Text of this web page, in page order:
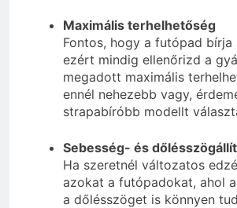
Maximális terhelhetőség
Fontos, hogy a futópad bírja
ezért mindig ellenőrizd a
megadott maximális
ennél nehezebb vagy,
strapabíróbb modellt
Sebesség- és
Ha szeretnél változatos
azokat a futópadokat, ahol
a dőlésszöget is könnyen